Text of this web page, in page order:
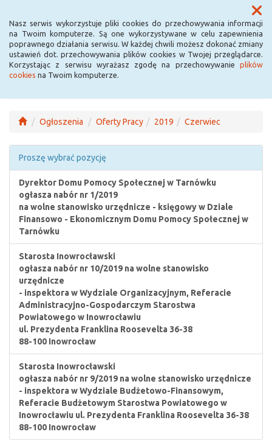
Nasz serwis wykorzystuje pliki cookies do przechowywania informacji
na Twoim komputerze. Są one wykorzystywane w celu zapewnienia
poprawnego działania serwisu. W każdej chwili możesz dokonać zmiany
ustawień dot. przechowywania plików cookies w Twojej przeglądarce.
Korzystając z serwisu wyrażasz zgodę na przechowywanie plików
cookies na Twoim komputerze.
Menu
Ogłoszenia Oferty Pracy 2019 Czerwiec
Proszę wybrać pozycję
Dyrektor Domu Pomocy Społecznej w Tarnówku
ogłasza nabór nr 1/2019
na wolne stanowisko urzędnicze - księgowy w Dziale
Finansowo - Ekonomicznym Domu Pomocy Społecznej w
Tarnówku
Starosta Inowrocławski
ogłasza nabór nr 10/2019 na wolne stanowisko
urzędnicze
- inspektora w Wydziale Organizacyjnym, Referacie
Administracyjno-Gospodarczym Starostwa
Powiatowego w Inowrocławiu
ul. Prezydenta Franklina Roosevelta 36-38
88-100 Inowrocław
Starosta Inowrocławski
ogłasza nabór nr 9/2019 na wolne stanowisko urzędnicze
- inspektora w Wydziale Budżetowo-Finansowym,
Referacie Budżetowym Starostwa Powiatowego w
Inowrocławiu ul. Prezydenta Franklina Roosevelta 36-38
88-100 Inowrocław